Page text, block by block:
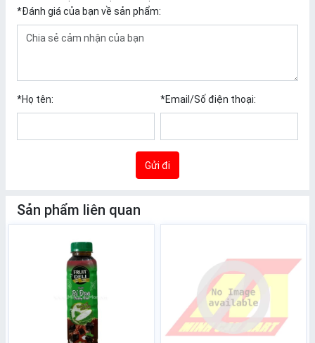
*Đánh giá của bạn về sản phẩm:
*Họ tên: *Email/Số điện thoại:
Gửi đi
Sản phẩm liên quan